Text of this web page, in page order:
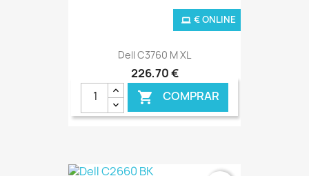
Dell C3760 M XL
226,70 €
 COMPRAR
€ ONLINE